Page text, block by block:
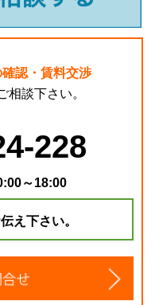
認・賃料交渉
相談下さい。
228
～18:00
え下さい。